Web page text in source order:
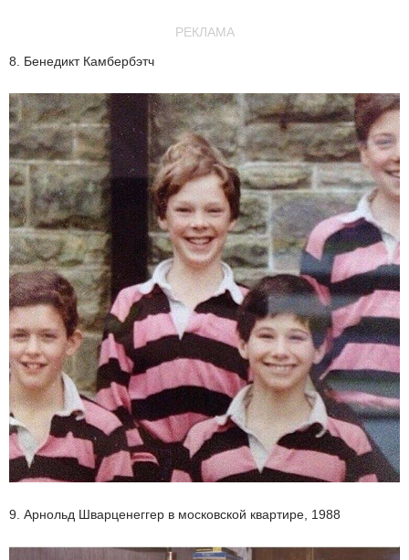
РЕКЛАМА
8. Бенедикт Камбербэтч
9. Арнольд Шварценеггер в московской квартире, 1988